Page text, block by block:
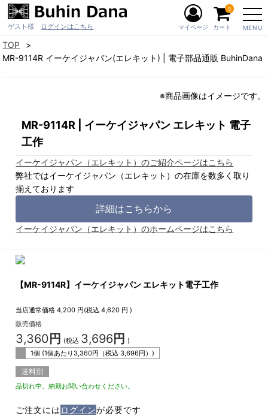
ゲスト様 ログインはこちら MENU
マイページ カート
0
TOP
MR-9114R イーケイジャパン(エレキット) | 電子部品通販 BuhinDana
※商品画像はイメージです。
MR-9114R | イーケイジャパン エレキット 電子
工作
イーケイジャパン（エレキット）のご紹介ページはこちら
弊社ではイーケイジャパン（エレキット）の在庫を数多く取り
揃えております
詳細はこちらから
イーケイジャパン（エレキット）のホームページはこちら
【MR-9114R】イーケイジャパン エレキット電子工作
当店通常価格 4,200 円(税込4,620 円 )
販売価格
3,360 円 (税込 3,696円 )
1個 (1個あたり 3,360円（税込 3,696円）)
送料別
品切れ中。納期お問い合わせください。
ご注文には ログインが必要です